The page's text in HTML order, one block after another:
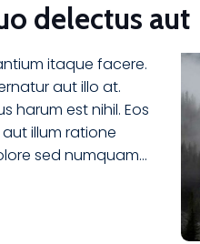
delectus aut
itaque facere.
aut illo at.
harum est nihil. Eos
illum ratione
sed numquam…